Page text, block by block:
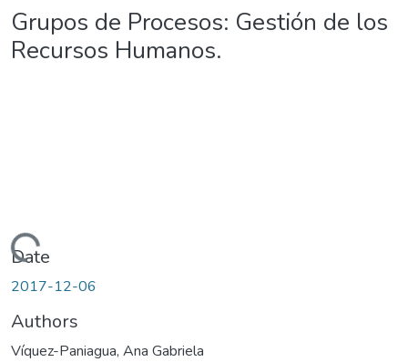
Grupos de Procesos: Gestión de los
Recursos Humanos.
Loading...
Date
2017-12-06
Authors
Víquez-Paniagua, Ana Gabriela